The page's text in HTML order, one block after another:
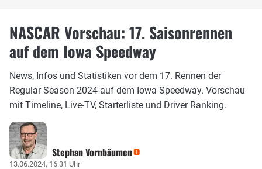
NASCAR Vorschau: 17. Saisonrennen
auf dem Iowa Speedway
News, Infos und Statistiken vor dem 17. Rennen der
Regular Season 2024 auf dem Iowa Speedway. Vorschau
mit Timeline, Live-TV, Starterliste und Driver Ranking.
Stephan Vornbäumen
13.06.2024, 16:31 Uhr